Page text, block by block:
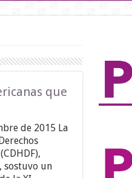
que
de 2015 La
sostuvo un